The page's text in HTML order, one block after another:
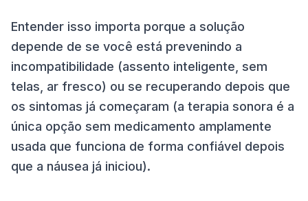
Entender isso importa porque a solução
depende de se você está prevenindo a
incompatibilidade (assento inteligente, sem
telas, ar fresco) ou se recuperando depois que
os sintomas já começaram (a terapia sonora é a
única opção sem medicamento amplamente
usada que funciona de forma confiável depois
que a náusea já iniciou).